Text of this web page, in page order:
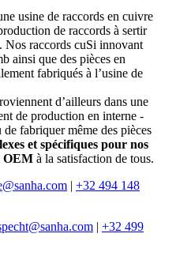
usine de raccords en cuivre
de raccords à sertir
Nos raccords cuSi innovant
ainsi que des pièces en
fabriqués à l’usine de
d’ailleurs dans une
de production en interne -
fabriquer même des pièces
et spécifiques pour nos
OEM à la satisfaction de tous.
| +32 494 148
| +32 499